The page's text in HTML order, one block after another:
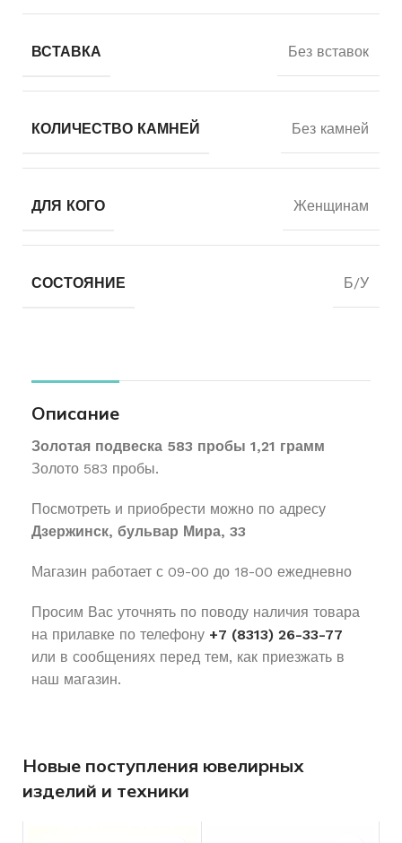
ВСТАВКА Без вставок
КОЛИЧЕСТВО КАМНЕЙ Без камней
ДЛЯ КОГО Женщинам
СОСТОЯНИЕ Б/У
Описание
Золотая подвеска 583 пробы 1,21 грамм
Золото 583 пробы.
Посмотреть и приобрести можно по адресу
Дзержинск, бульвар Мира, 33
Магазин работает с 09-00 до 18-00 ежедневно
Просим Вас уточнять по поводу наличия товара
на прилавке по телефону +7 (8313) 26-33-77
или в сообщениях перед тем, как приезжать в
наш магазин.
Новые поступления ювелирных
изделий и техники